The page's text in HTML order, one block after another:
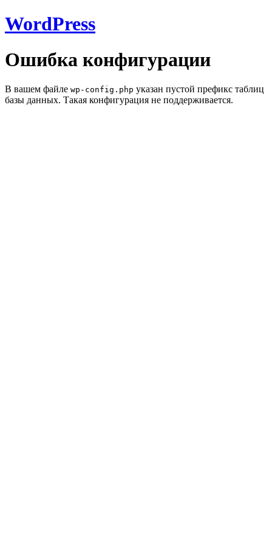
WordPress
Ошибка конфигурации
В вашем файле wp-config.php указан пустой префикс таблиц
базы данных. Такая конфигурация не поддерживается.